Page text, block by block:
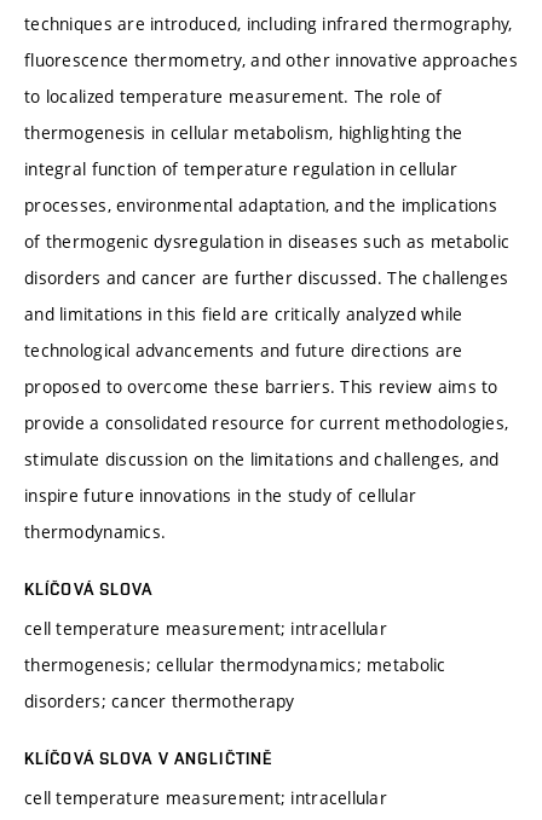
techniques are introduced, including infrared thermography,
fluorescence thermometry, and other innovative approaches
to localized temperature measurement. The role of
thermogenesis in cellular metabolism, highlighting the
integral function of temperature regulation in cellular
processes, environmental adaptation, and the implications
of thermogenic dysregulation in diseases such as metabolic
disorders and cancer are further discussed. The challenges
and limitations in this field are critically analyzed while
technological advancements and future directions are
proposed to overcome these barriers. This review aims to
provide a consolidated resource for current methodologies,
stimulate discussion on the limitations and challenges, and
inspire future innovations in the study of cellular
thermodynamics.
KLÍČOVÁ SLOVA
cell temperature measurement; intracellular
thermogenesis; cellular thermodynamics; metabolic
disorders; cancer thermotherapy
KLÍČOVÁ SLOVA V ANGLIČTINĚ
cell temperature measurement; intracellular